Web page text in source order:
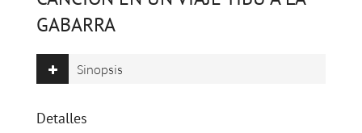
GABARRA
Sinopsis
Detalles